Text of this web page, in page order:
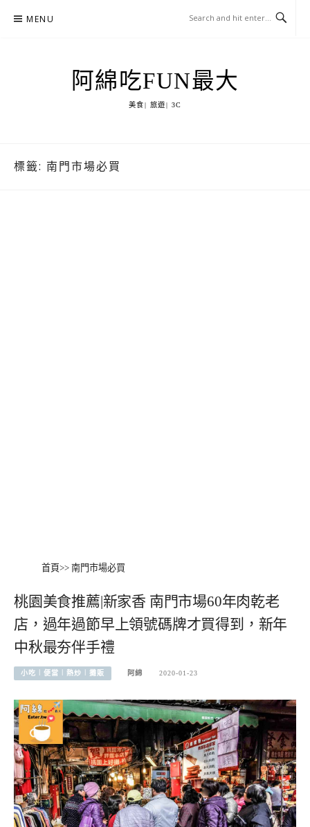
MENU
阿綿吃FUN最大
美食| 旅遊| 3C
標籤: 南門市場必買
首頁>> 南門市場必買
桃園美食推薦|新家香 南門市場60年肉乾老
店，過年過節早上領號碼牌才買得到，新年
中秋最夯伴手禮
小吃︱便當︱熱炒︱攤販 阿綿 2020-01-23